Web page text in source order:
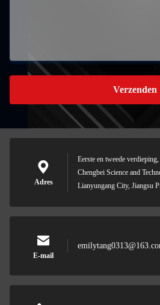
Verzenden
Adres
Eerste en tweede
Chengbei Science and
Lianyungang City, Jiangsu
E-mail